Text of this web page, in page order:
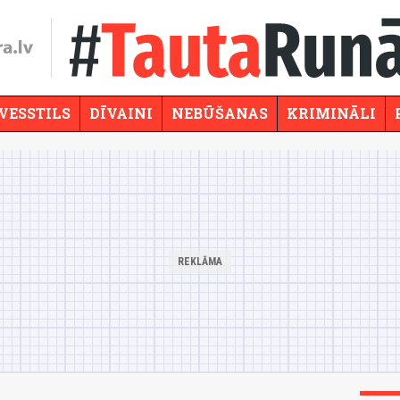
DĪVAINI NEBŪŠANAS KRIMINĀLI